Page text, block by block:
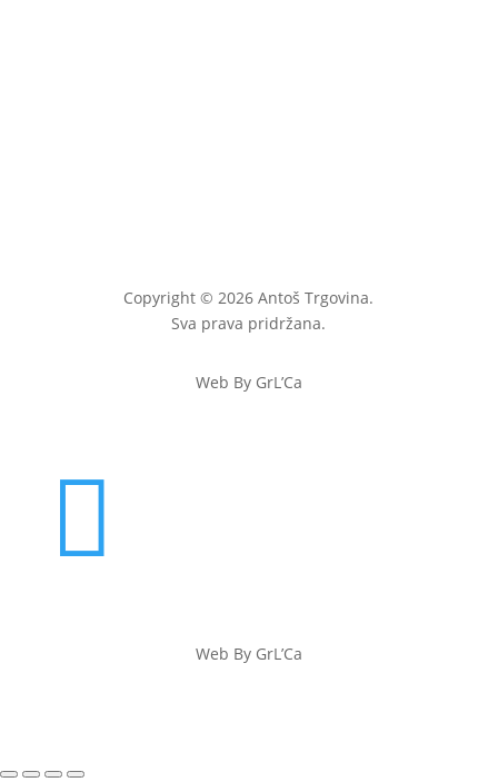
Copyright © 2026 Antoš Trgovina.
Sva prava pridržana.
Web By GrL’Ca

Web By GrL’Ca